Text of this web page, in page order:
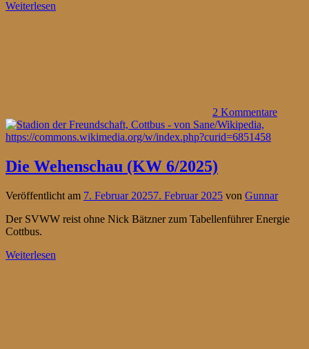
Weiterlesen
2 Kommentare
Die Wehenschau (KW 6/2025)
Veröffentlicht am 7. Februar 20257. Februar 2025 von Gunnar
Der SVWW reist ohne Nick Bätzner zum Tabellenführer Energie
Cottbus.
Weiterlesen